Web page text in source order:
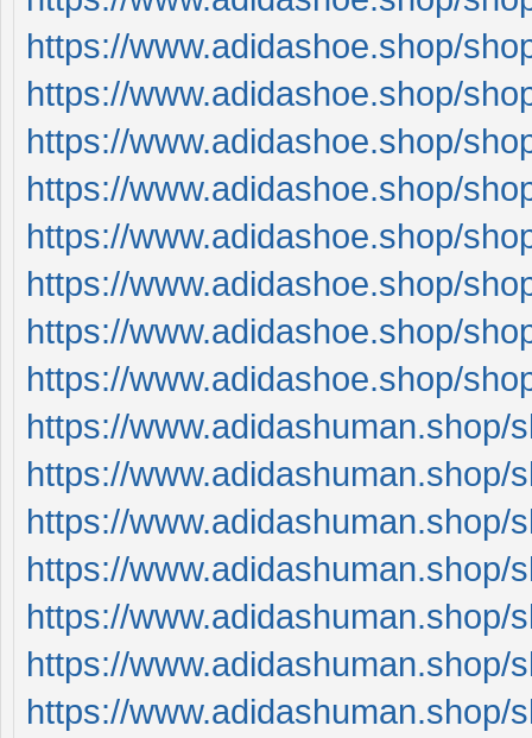
https://www.adidashoe.shop/
https://www.adidashoe.shop/
https://www.adidashoe.shop/
https://www.adidashoe.shop/
https://www.adidashoe.shop/
https://www.adidashoe.shop/
https://www.adidashoe.shop/
https://www.adidashoe.shop/
https://www.adidashuman.shop/
https://www.adidashuman.shop/
https://www.adidashuman.shop/
https://www.adidashuman.shop/
https://www.adidashuman.shop/
https://www.adidashuman.shop/
https://www.adidashuman.shop/